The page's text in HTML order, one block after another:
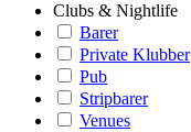
Clubs & Nightlife
Barer
Private Klubber
Pub
Stripbarer
Venues